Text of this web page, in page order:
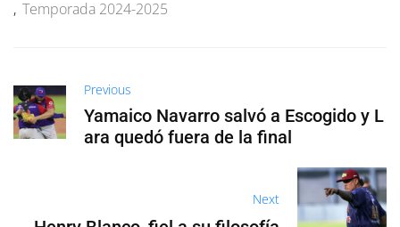
, Temporada 2024-2025
Previous
Yamaico Navarro salvó a Escogido y L
ara quedó fuera de la final
Next